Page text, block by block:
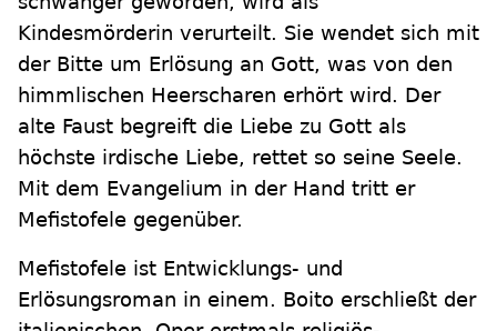
Kindesmörderin verurteilt. Sie wendet sich mit
der Bitte um Erlösung an Gott, was von den
himmlischen Heerscharen erhört wird. Der
alte Faust begreift die Liebe zu Gott als
höchste irdische Liebe, rettet so seine Seele.
Mit dem Evangelium in der Hand tritt er
Mefistofele gegenüber.
Mefistofele ist Entwicklungs- und
Erlösungsroman in einem. Boito erschließt der